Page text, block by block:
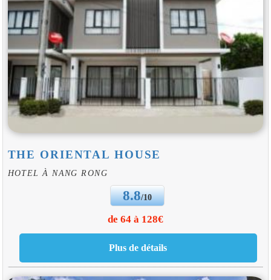
THE ORIENTAL HOUSE
HOTEL À NANG RONG
8.8/10
de 64 à 128€